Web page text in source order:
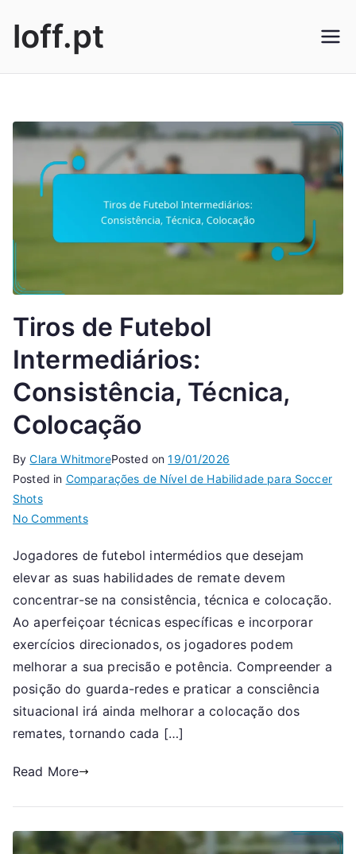
loff.pt
Tiros de Futebol
Intermediários:
Consistência, Técnica,
Colocação
ByClara WhitmorePosted on19/01/2026
Posted in Comparações de Nível de Habilidade para Soccer
Shots
No Commentson
de
Futebol
Intermediários:
Consistência,
Técnica,
Jogadores de futebol intermédios que desejam
elevar as suas habilidades de remate devem
concentrar-se na consistência, técnica e colocação.
Ao aperfeiçoar técnicas específicas e incorporar
exercícios direcionados, os jogadores podem
melhorar a sua precisão e potência. Compreender a
posição do guarda-redes e praticar a consciência
situacional irá ainda melhorar a colocação dos
remates, tornando cada […]
Read More